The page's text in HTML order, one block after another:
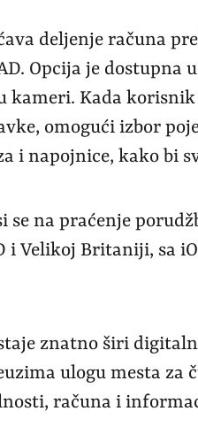
deljenje računa
Opcija je dostupna
kameri. Kada
omogući izbor
i napojnice, kako bi
se na praćenje
i Velikoj Britaniji, sa
znatno širi
ulogu mesta za
računa i